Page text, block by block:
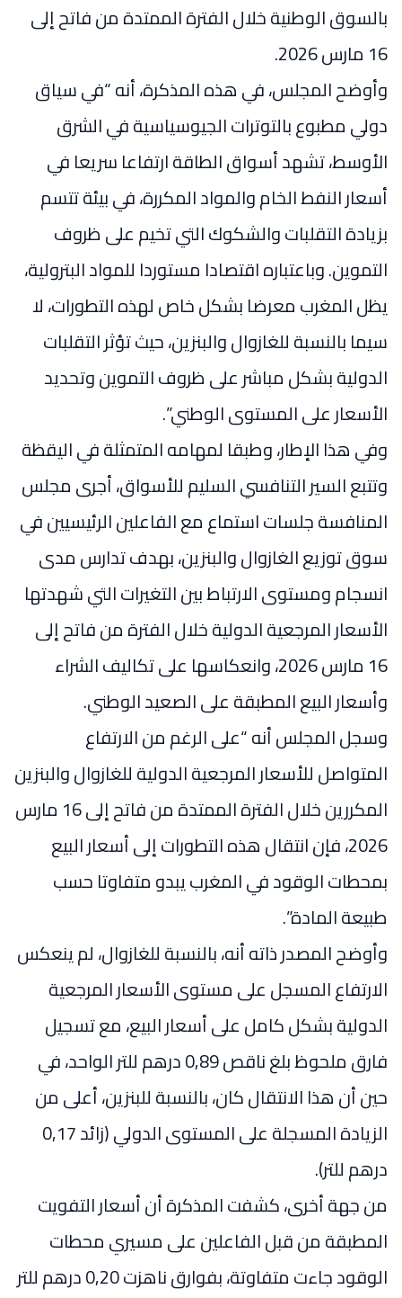
بالسوق الوطنية خلال الفترة الممتدة من فاتح إلى
16 مارس 2026.
وأوضح المجلس، في هذه المذكرة، أنه “في سياق
دولي مطبوع بالتوترات الجيوسياسية في الشرق
الأوسط، تشهد أسواق الطاقة ارتفاعا سريعا في
أسعار النفط الخام والمواد المكررة، في بيئة تتسم
بزيادة التقلبات والشكوك التي تخيم على ظروف
التموين. وباعتباره اقتصادا مستوردا للمواد البترولية،
يظل المغرب معرضا بشكل خاص لهذه التطورات، لا
سيما بالنسبة للغازوال والبنزين، حيث تؤثر التقلبات
الدولية بشكل مباشر على ظروف التموين وتحديد
الأسعار على المستوى الوطني”.
وفي هذا الإطار، وطبقا لمهامه المتمثلة في اليقظة
وتتبع السير التنافسي السليم للأسواق، أجرى مجلس
المنافسة جلسات استماع مع الفاعلين الرئيسيين في
سوق توزيع الغازوال والبنزين، بهدف تدارس مدى
انسجام ومستوى الارتباط بين التغيرات التي شهدتها
الأسعار المرجعية الدولية خلال الفترة من فاتح إلى
16 مارس 2026، وانعكاسها على تكاليف الشراء
وأسعار البيع المطبقة على الصعيد الوطني.
وسجل المجلس أنه “على الرغم من الارتفاع
المتواصل للأسعار المرجعية الدولية للغازوال والبنزين
المكررين خلال الفترة الممتدة من فاتح إلى 16 مارس
2026، فإن انتقال هذه التطورات إلى أسعار البيع
بمحطات الوقود في المغرب يبدو متفاوتا حسب
طبيعة المادة”.
وأوضح المصدر ذاته أنه، بالنسبة للغازوال، لم ينعكس
الارتفاع المسجل على مستوى الأسعار المرجعية
الدولية بشكل كامل على أسعار البيع، مع تسجيل
فارق ملحوظ بلغ ناقص 0,89 درهم للتر الواحد، في
حين أن هذا الانتقال كان، بالنسبة للبنزين، أعلى من
الزيادة المسجلة على المستوى الدولي (زائد 0,17
درهم للتر).
من جهة أخرى، كشفت المذكرة أن أسعار التفويت
المطبقة من قبل الفاعلين على مسيري محطات
الوقود جاءت متفاوتة، بفوارق ناهزت 0,20 درهم للتر